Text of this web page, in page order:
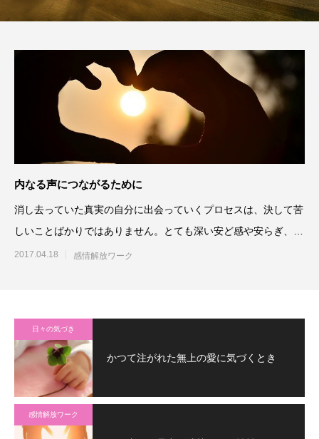
内なる声につながるために
消し去っていた真実の自分に出会っていくプロセスは、決して苦
しいことばかりではありません。とても深い安ど感や安らぎ、自
信、在るべきところに在る
2017.04.18 感情解放ワーク
日々の気づき
かつて注がれた無上の愛に気づくとき
感情解放ワーク